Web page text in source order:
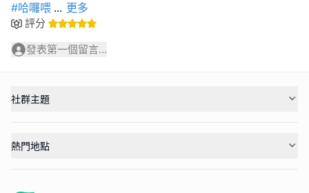
#哈囉喂 ... 更多
評分
發表第一個留言...
社群主題
熱門地點